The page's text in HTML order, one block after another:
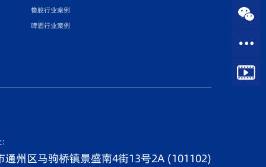
橡胶行业案例
啤酒行业案例
通州区马驹桥镇景盛南4街13号2A (101102)